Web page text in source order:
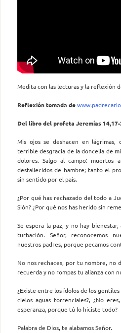
Medita con las lecturas y la reflexión
Reflexión tomada de
Del libro del profeta Jeremías 14,17-
Mis ojos se deshacen en
terrible desgracia de la doncella de
dolores. Salgo al campo: muertos
desfallecidos de hambre; tanto el
sin sentido por el país.
¿Por qué has rechazado del todo a
Sión? ¿Por qué nos has herido sin
Se espera la paz, y no hay
turbación. Señor, reconocemos
nuestros padres, porque pecamos
No nos rechaces, por tu nombre, no
recuerda y no rompas tu alianza con
¿Existe entre los ídolos de los
cielos aguas torrenciales?, ¿No
esperanza, porque tú lo hiciste todo?
Palabra de Dios, te alabamos Señor.